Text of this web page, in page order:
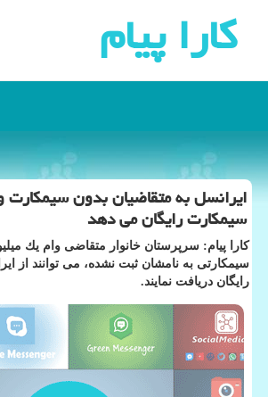
كارا پیام
ایرانسل به متقاضیان بدون سیمكارت
سیمكارت رایگان می دهد
كارا پیام: سرپرستان خانوار متقاضی وام یك
سیمكارتی به نامشان ثبت نشده، می توانند از
رایگان دریافت نمایند.